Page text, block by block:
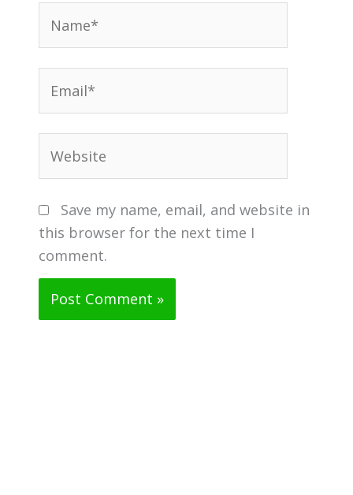
Save my name, email, and website in
this browser for the next time I
comment.